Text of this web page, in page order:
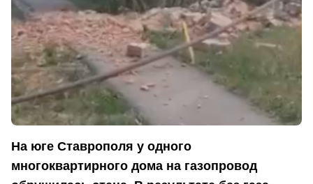
На юге Ставрополя у одного
многоквартирного дома на газопровод